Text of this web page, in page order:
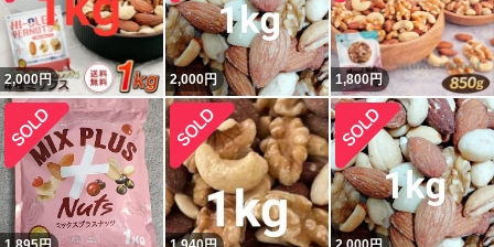
2,000円 2,000円 1,800円